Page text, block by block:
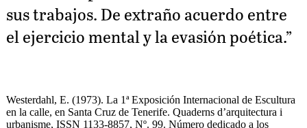
sus trabajos. De extraño acuerdo entre
el ejercicio mental y la evasión poética.”
Westerdahl, E. (1973). La 1ª Exposición Internacional de Escultura
en la calle, en Santa Cruz de Tenerife. Quaderns d’arquitectura i
urbanisme, ISSN 1133-8857, Nº. 99. Número dedicado a los